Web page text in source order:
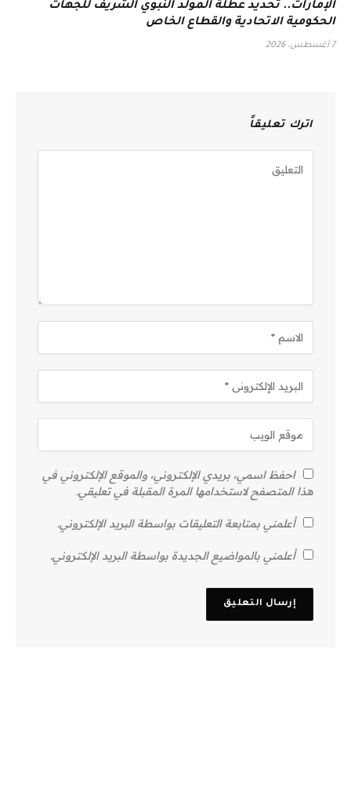
الإمارات.. تحديد عطلة المولد النبوي الشريف للجهات
الحكومية الاتحادية والقطاع الخاص
7 أغسطس، 2026
اترك تعليقاً
احفظ اسمي، بريدي الإلكتروني، والموقع الإلكتروني في
هذا المتصفح لاستخدامها المرة المقبلة في تعليقي.
أعلمني بمتابعة التعليقات بواسطة البريد الإلكتروني.
أعلمني بالمواضيع الجديدة بواسطة البريد الإلكتروني.